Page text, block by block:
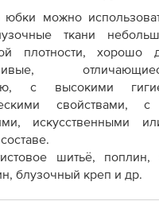
можно
ткани
плотности, хорошо
с высокими
свойствами, с
искусственными
шитьё, поплин,
блузочный креп и др.